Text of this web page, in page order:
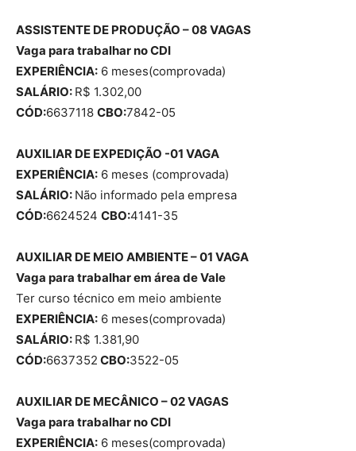
ASSISTENTE DE PRODUÇÃO – 08 VAGAS
Vaga para trabalhar no CDI
EXPERIÊNCIA: 6 meses(comprovada)
SALÁRIO: R$ 1.302,00
CÓD:6637118 CBO:7842-05
AUXILIAR DE EXPEDIÇÃO -01 VAGA
EXPERIÊNCIA: 6 meses (comprovada)
SALÁRIO: Não informado pela empresa
CÓD:6624524 CBO:4141-35
AUXILIAR DE MEIO AMBIENTE – 01 VAGA
Vaga para trabalhar em área de Vale
Ter curso técnico em meio ambiente
EXPERIÊNCIA: 6 meses(comprovada)
SALÁRIO: R$ 1.381,90
CÓD:6637352 CBO:3522-05
AUXILIAR DE MECÂNICO – 02 VAGAS
Vaga para trabalhar no CDI
EXPERIÊNCIA: 6 meses(comprovada)